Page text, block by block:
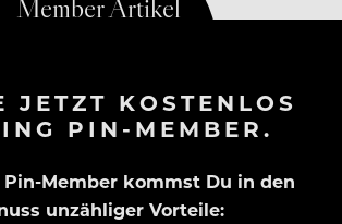
JETZT KOSTENLOS
PIN-MEMBER.
Member kommst Du in den
unzähliger Vorteile: